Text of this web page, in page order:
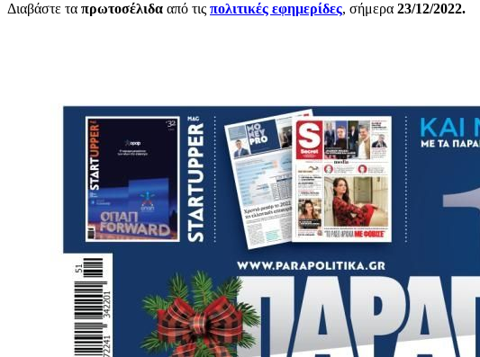
Διαβάστε τα πρωτοσέλιδα από τις πολιτικές εφημερίδες, σήμερα 23/12/2022.